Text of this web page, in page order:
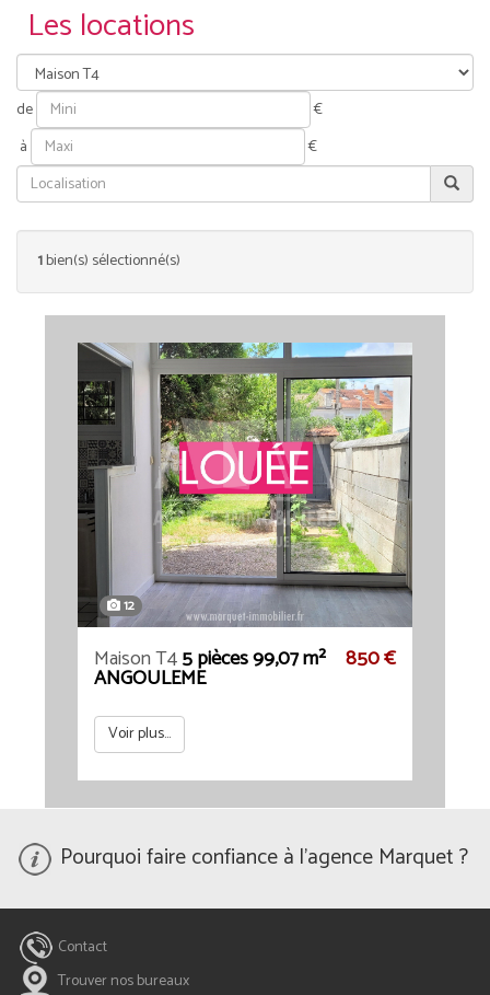
Les locations
de
€
à
€
1bien(s) sélectionné(s)
12
Maison T45 pièces 99,07 m² 850 €
ANGOULEME
Voir plus...
Pourquoi faire confiance à l'agence Marquet ?
Contact
Trouver nos bureaux